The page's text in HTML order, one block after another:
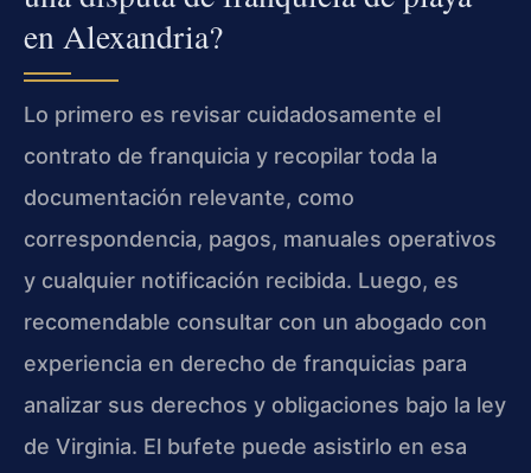
en Alexandria?
Lo primero es revisar cuidadosamente el
contrato de franquicia y recopilar toda la
documentación relevante, como
correspondencia, pagos, manuales operativos
y cualquier notificación recibida. Luego, es
recomendable consultar con un abogado con
experiencia en derecho de franquicias para
analizar sus derechos y obligaciones bajo la ley
de Virginia. El bufete puede asistirlo en esa